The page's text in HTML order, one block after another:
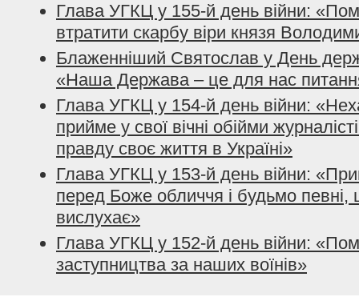
Глава УГКЦ у 155-й день війни:
втратити скарбу віри князя
Блаженніший Святослав у День
«Наша Держава – це для нас
Глава УГКЦ у 154-й день війни:
прийме у свої вічні обійми
правду своє життя в Україні»
Глава УГКЦ у 153-й день війни:
перед Боже обличчя і будьмо певні,
вислухає»
Глава УГКЦ у 152-й день війни:
заступництва за наших воїнів»